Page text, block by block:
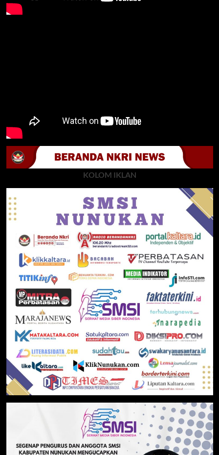
KOLOM IKLAN